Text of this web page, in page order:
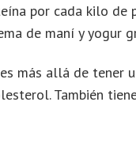
por cada kilo de
de maní y yogur
más allá de tener
También